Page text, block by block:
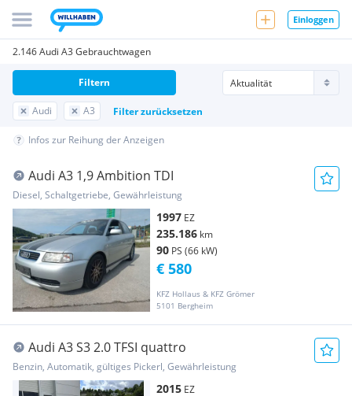
Einloggen
2.146 Audi A3 Gebrauchtwagen
Audi A3 Filter zurücksetzen
Filtern
Infos zur Reihung der Anzeigen
Audi A3 1,9 Ambition TDI
Diesel, Schaltgetriebe, Gewährleistung
1997 EZ
235.186 km
90 PS (66 kW)
KFZ Hollaus & KFZ Grömer
5101 Bergheim
€ 580
Audi A3 S3 2.0 TFSI quattro
Benzin, Automatik, gültiges Pickerl, Gewährleistung
2015 EZ